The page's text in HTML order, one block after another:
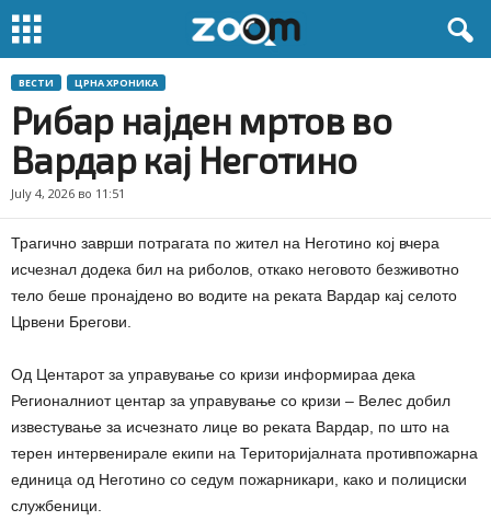
ВЕСТИ ЦРНА ХРОНИКА
Рибар најден мртов во
Вардар кај Неготино
July 4, 2026 во 11:51
Трагично заврши потрагата по жител на Неготино кој вчера
исчезнал додека бил на риболов, откако неговото безживотно
тело беше пронајдено во водите на реката Вардар кај селото
Црвени Брегови.
Од Центарот за управување со кризи информираа дека
Регионалниот центар за управување со кризи – Велес добил
известување за исчезнато лице во реката Вардар, по што на
терен интервенирале екипи на Територијалната противпожарна
единица од Неготино со седум пожарникари, како и полициски
службеници.